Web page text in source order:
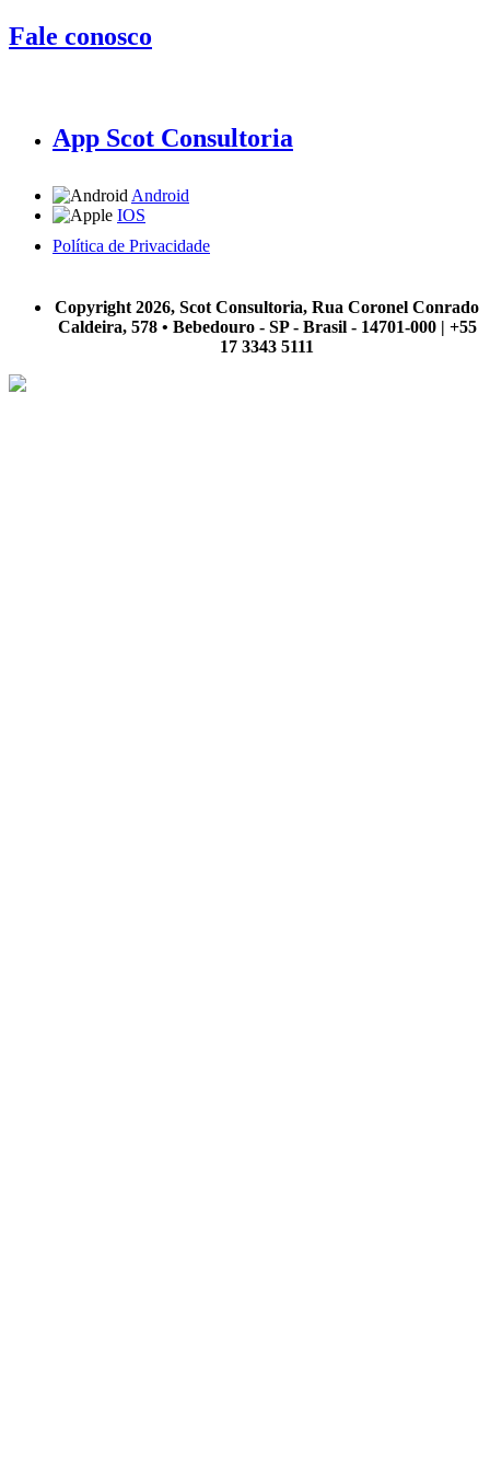
Fale conosco
App Scot Consultoria
Android
IOS
Política de Privacidade
Copyright 2026, Scot Consultoria, Rua Coronel Conrado
Caldeira, 578 • Bebedouro - SP - Brasil - 14701-000 | +55
17 3343 5111